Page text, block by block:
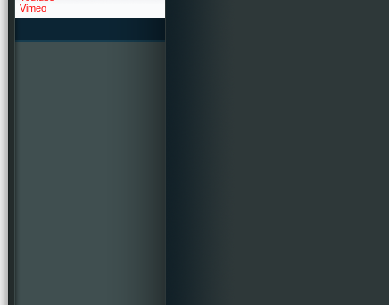
Vimeo